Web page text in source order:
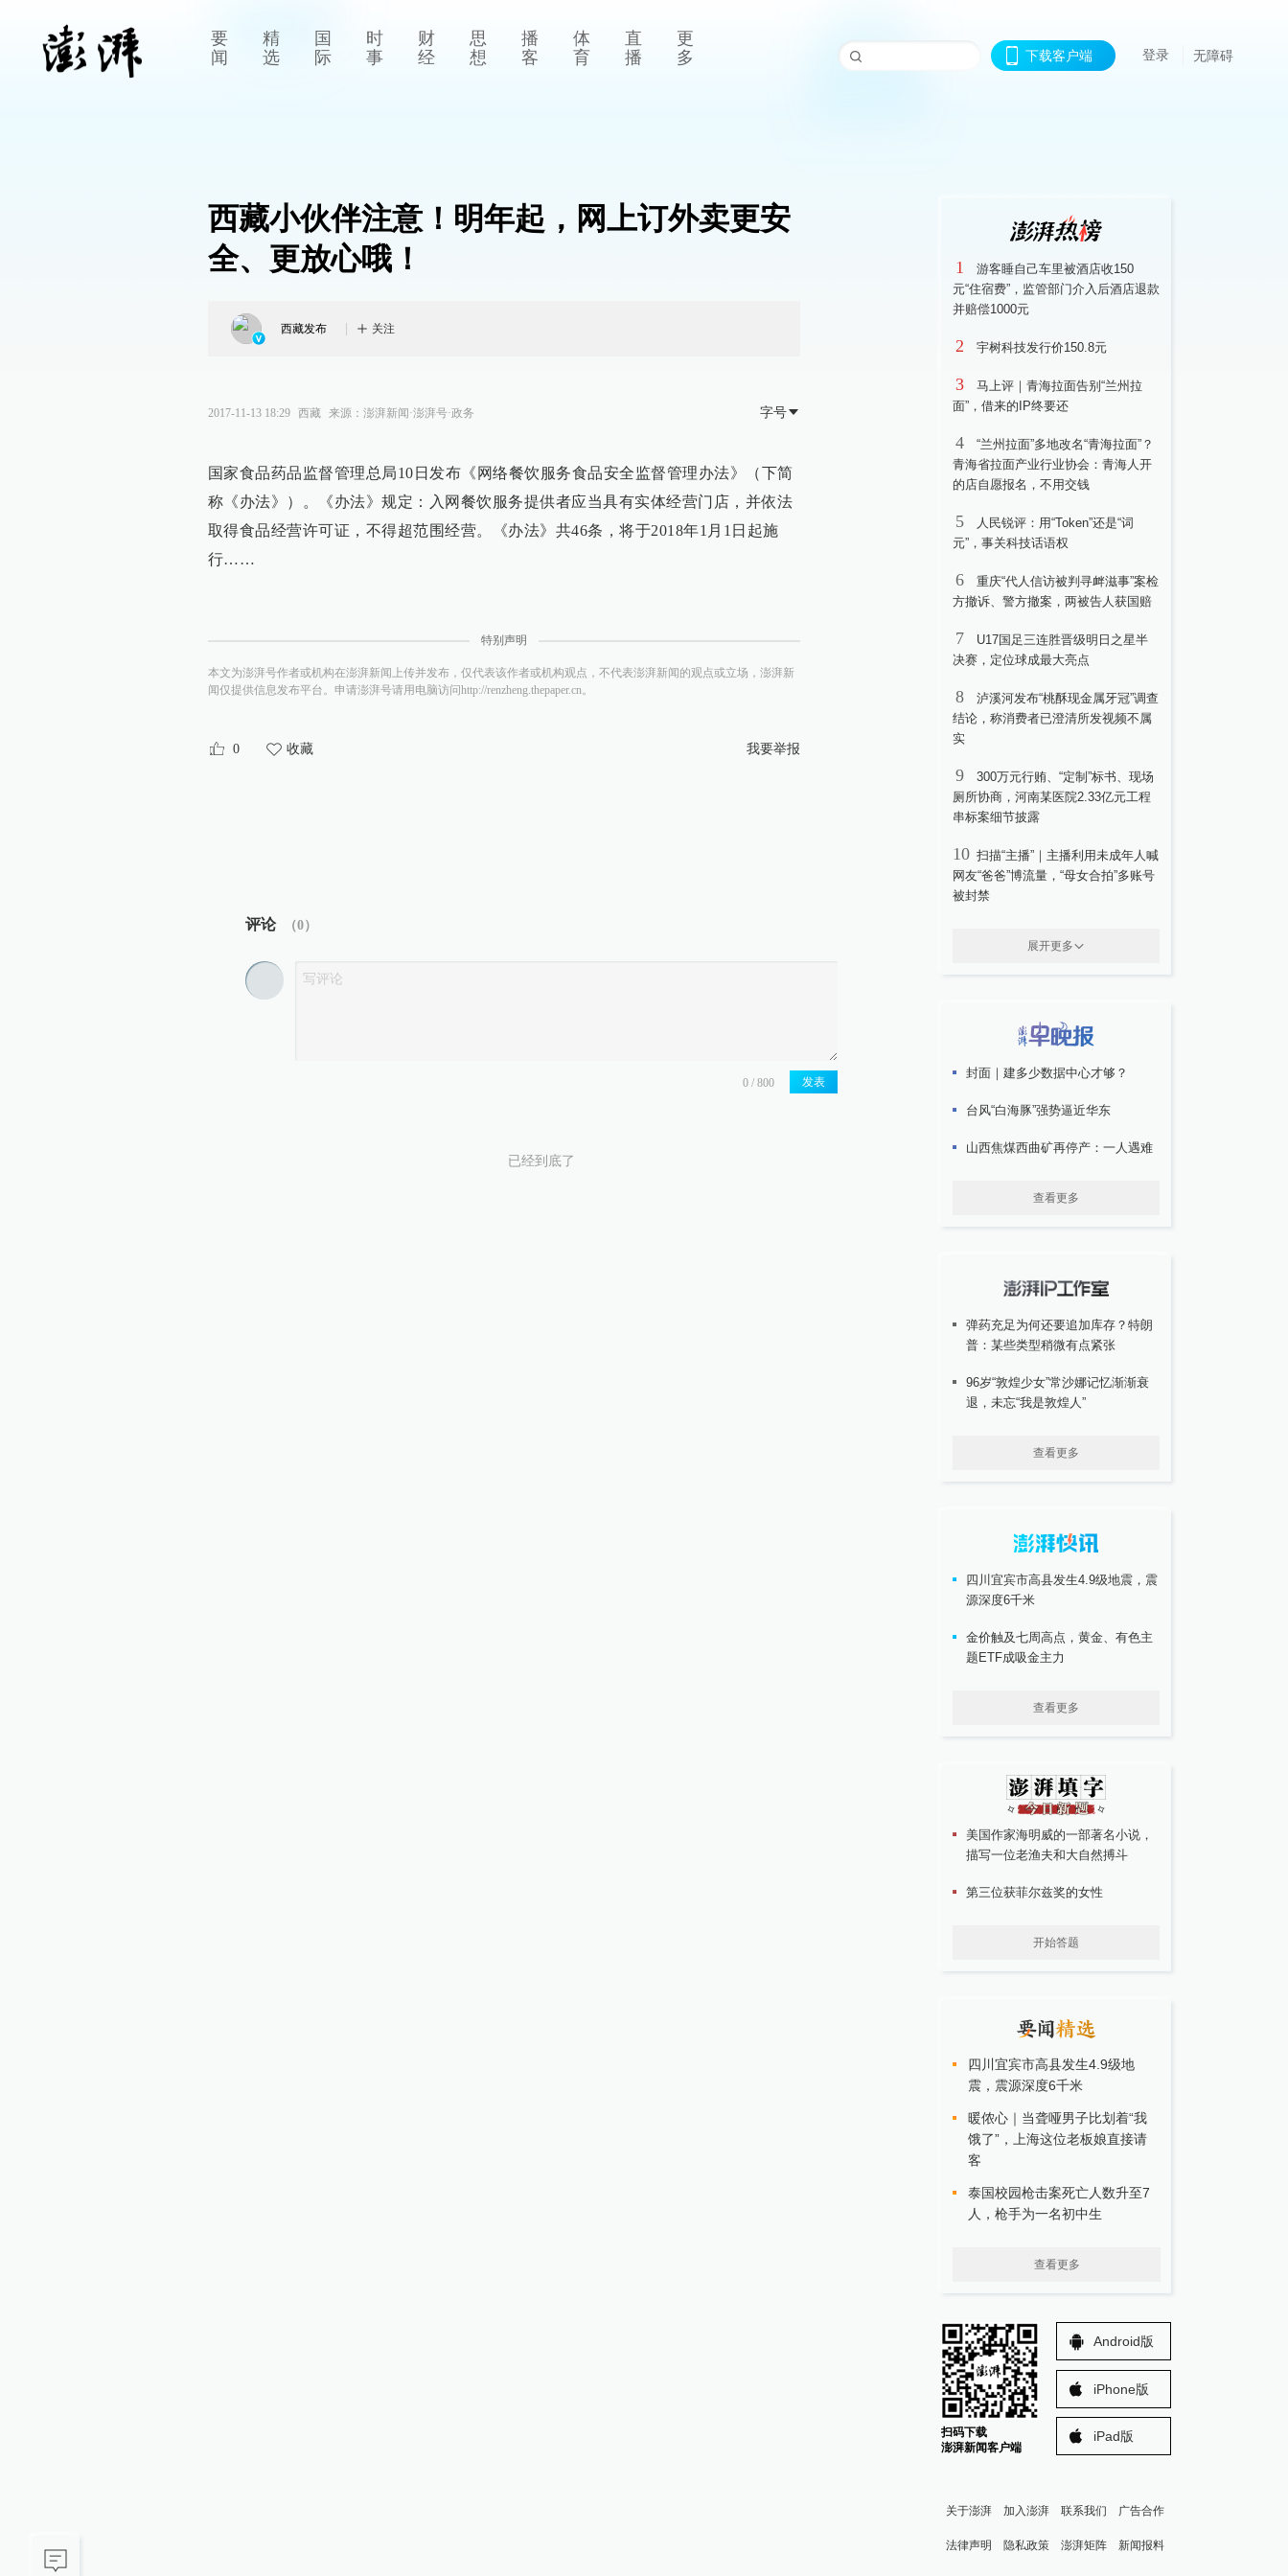
要
闻
精
选
国
际
时
事
财
经
思
想
播
客
体
育
直
播
更
多
下载客户端 登录 无障碍
西藏小伙伴注意！明年起，网上订外卖更安
全、更放心哦！
西藏发布 关注
2017-11-13 18:29 西藏 来源： 澎湃新闻·澎湃号·政务 字号
国家食品药品监督管理总局10日发布《网络餐饮服务食品安全监督管理办法》（下简
称《办法》）。《办法》规定：入网餐饮服务提供者应当具有实体经营门店，并依法
取得食品经营许可证，不得超范围经营。《办法》共46条，将于2018年1月1日起施
行……
特别声明
本文为澎湃号作者或机构在澎湃新闻上传并发布，仅代表该作者或机构观点，不代表澎湃新闻的观点或立场，澎湃新
闻仅提供信息发布平台。申请澎湃号请用电脑访问http://renzheng.thepaper.cn。
0 收藏 我要举报
评论 （0）
发表
已经到底了
1
游客睡自己车里被酒店收150
元“住宿费”，监管部门介入后酒店退款
并赔偿1000元
2 宇树科技发行价150.8元
3
马上评｜青海拉面告别“兰州拉
面”，借来的IP终要还
4
“兰州拉面”多地改名“青海拉面”？
青海省拉面产业行业协会：青海人开
的店自愿报名，不用交钱
5
人民锐评：用“Token”还是“词
元”，事关科技话语权
6
重庆“代人信访被判寻衅滋事”案检
方撤诉、警方撤案，两被告人获国赔
7
U17国足三连胜晋级明日之星半
决赛，定位球成最大亮点
8
泸溪河发布“桃酥现金属牙冠”调查
结论，称消费者已澄清所发视频不属
实
9
300万元行贿、“定制”标书、现场
厕所协商，河南某医院2.33亿元工程
串标案细节披露
10 扫描“主播”｜主播利用未成年人喊
网友“爸爸”博流量，“母女合拍”多账号
被封禁
展开更多
封面｜建多少数据中心才够？
台风“白海豚”强势逼近华东
山西焦煤西曲矿再停产：一人遇难
查看更多
弹药充足为何还要追加库存？特朗
普：某些类型稍微有点紧张
96岁“敦煌少女”常沙娜记忆渐渐衰
退，未忘“我是敦煌人”
查看更多
四川宜宾市高县发生4.9级地震，震
源深度6千米
金价触及七周高点，黄金、有色主
题ETF成吸金主力
查看更多
美国作家海明威的一部著名小说，
描写一位老渔夫和大自然搏斗
第三位获菲尔兹奖的女性
开始答题
四川宜宾市高县发生4.9级地
震，震源深度6千米
暖侬心｜当聋哑男子比划着“我
饿了”，上海这位老板娘直接请
客
泰国校园枪击案死亡人数升至7
人，枪手为一名初中生
查看更多
扫码下载
澎湃新闻客户端
Android版
iPhone版
iPad版
关于澎湃 加入澎湃 联系我们 广告合作
法律声明 隐私政策 澎湃矩阵 新闻报料